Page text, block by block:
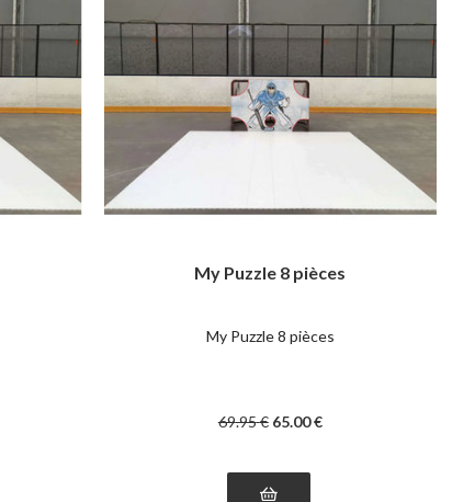
My Puzzle 8 pièces
My Puzzle 8 pièces
69.95€ 65.00€